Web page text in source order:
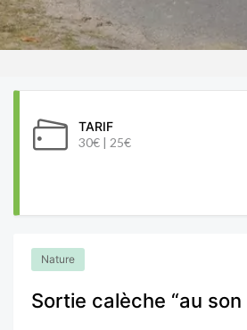
TARIF
30€ | 25€
Nature
Sortie calèche “au